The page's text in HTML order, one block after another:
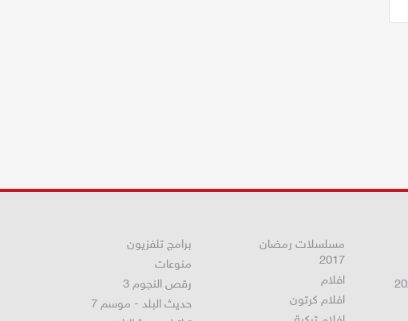
مسلسلات رمضان
2017
افلام
افلام كرتون
برامج تلفزيون
منوعات
رقص النجوم 3
حديث البلد - موسم 7